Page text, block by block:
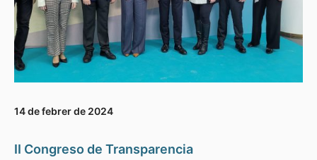
14 de febrer de 2024
II Congreso de Transparencia